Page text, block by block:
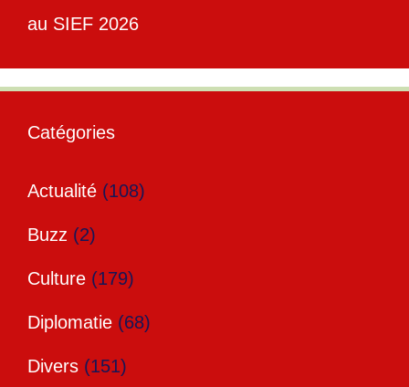
au SIEF 2026
Catégories
Actualité (108)
Buzz (2)
Culture (179)
Diplomatie (68)
Divers (151)